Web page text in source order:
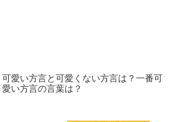
可愛い方言と可愛くない方言は？一番可
愛い方言の言葉は？